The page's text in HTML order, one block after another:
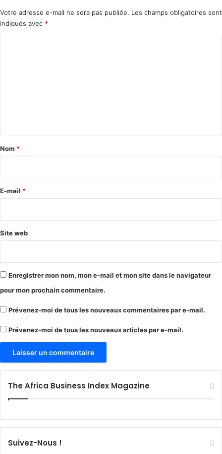
Votre adresse e-mail ne sera pas publiée. Les champs obligatoires sont
indiqués avec *
a
e
Nom *
E-mail *
Site web
Enregistrer mon nom, mon e-mail et mon site dans le navigateur
pour mon prochain commentaire.
Prévenez-moi de tous les nouveaux commentaires par e-mail.
Prévenez-moi de tous les nouveaux articles par e-mail.
The Africa Business Index Magazine
Suivez-Nous !